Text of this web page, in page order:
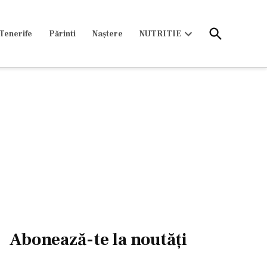
Părinti Naștere NUTRITIE
Open
Search
Abonează-te la noutăți